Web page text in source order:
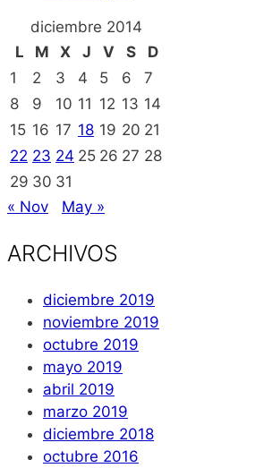
diciembre 2014
L
M X J V S
D
1
2 3 4 5 6
7
8
9 10 11 12 13 14
15 16 17 18 19 20 21
22 23 24 25 26 27 28
29 30 31
« Nov
May »
ARCHIVOS
diciembre 2019
noviembre 2019
octubre 2019
mayo 2019
abril 2019
marzo 2019
diciembre 2018
octubre 2016